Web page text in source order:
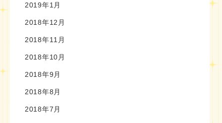
2019年1月
2018年12月
2018年11月
2018年10月
2018年9月
2018年8月
2018年7月